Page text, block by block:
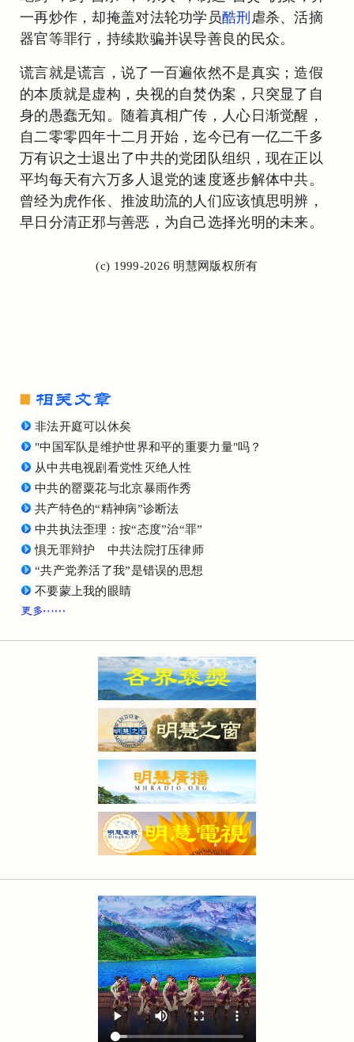
一再炒作，却掩盖对法轮功学员酷刑 虐杀、活摘
器官等罪行，持续欺骗并误导善良的民众。
谎言就是谎言，说了一百遍依然不是真实；造假
的本质就是虚构，央视的自焚伪案，只突显了自
身的愚蠢无知。随着真相广传，人心日渐觉醒，
自二零零四年十二月开始，迄今已有一亿二千多
万有识之士退出了中共的党团队组织，现在正以
平均每天有六万多人退党的速度逐步解体中共。
曾经为虎作伥、推波助流的人们应该慎思明辨，
早日分清正邪与善恶，为自己选择光明的未来。
(c) 1999-2026 明慧网版权所有
非法开庭可以休矣
"中国军队是维护世界和平的重要力量"吗？
从中共电视剧看党性灭绝人性
中共的罂粟花与北京暴雨作秀
共产特色的“精神病”诊断法
中共执法歪理：按“态度”治“罪”
惧无罪辩护 中共法院打压律师
“共产党养活了我”是错误的思想
不要蒙上我的眼睛